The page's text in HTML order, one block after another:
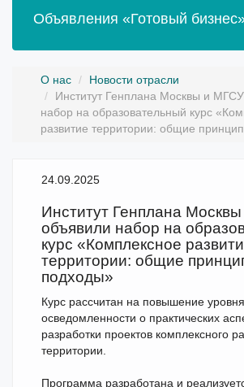
Объявления «Готовый
О нас
Новости отрасли
Институт Генплана Москвы и
набор на образовательный курс
развитие территории: общие
24.09.2025
Институт Генплана
объявили набор на
курс «Комплексное
территории: общие
подходы»
Курс рассчитан на повышение уровня
осведомленности о практических
разработки проектов комплексного
территории.
Программа разработана и